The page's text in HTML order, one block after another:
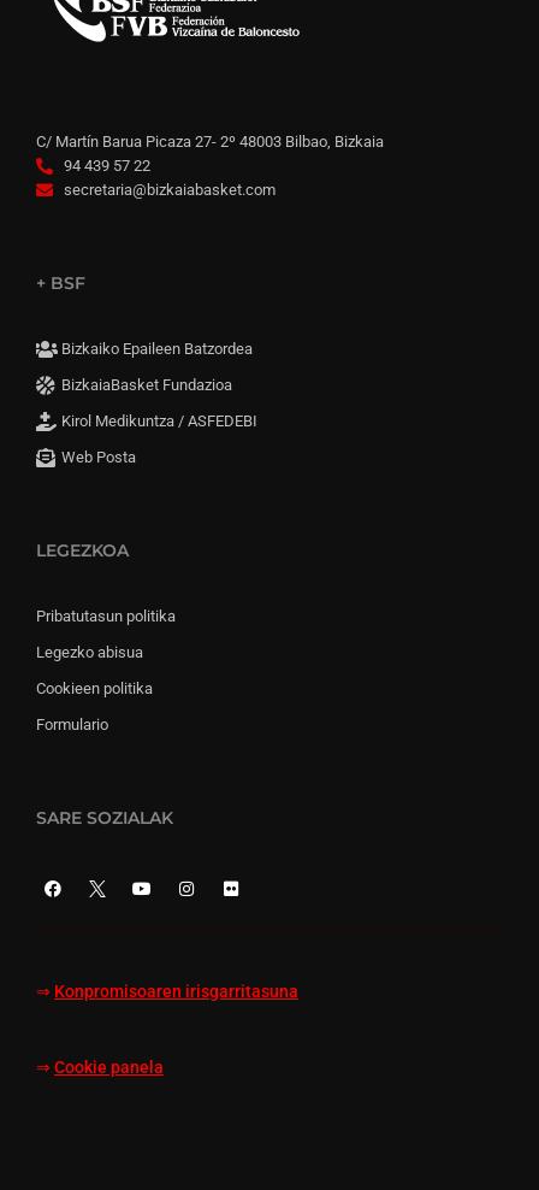
C/ Martín Barua Picaza 27- 2º 48003 Bilbao, Bizkaia
94 439 57 22
secretaria@bizkaiabasket.com
+ BSF
Bizkaiko Epaileen Batzordea
BizkaiaBasket Fundazioa
Kirol Medikuntza / ASFEDEBI
Web Posta
LEGEZKOA
Pribatutasun politika
Legezko abisua
Cookieen politika
Formulario
SARE SOZIALAK
⇒ Konpromisoaren irisgarritasuna
⇒ Cookie panela